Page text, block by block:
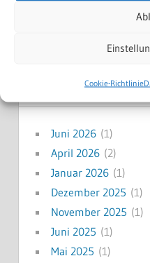
Cookie-Richtlinie
NEWS ARCHIV
Juni 2026(1)
April 2026(2)
Januar 2026(1)
Dezember 2025 (1)
November 2025 (1)
Juni 2025 (1)
Mai 2025 (1)